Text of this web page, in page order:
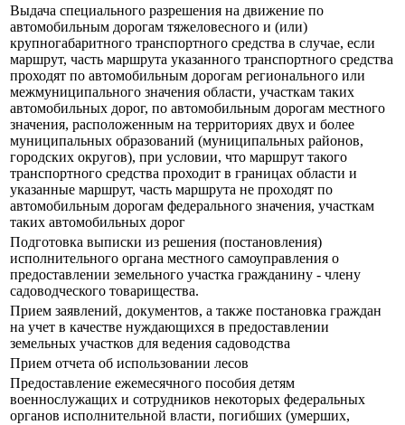
Выдача специального разрешения на движение по
автомобильным дорогам тяжеловесного и (или)
крупногабаритного транспортного средства в случае, если
маршрут, часть маршрута указанного транспортного средства
проходят по автомобильным дорогам регионального или
межмуниципального значения области, участкам таких
автомобильных дорог, по автомобильным дорогам местного
значения, расположенным на территориях двух и более
муниципальных образований (муниципальных районов,
городских округов), при условии, что маршрут такого
транспортного средства проходит в границах области и
указанные маршрут, часть маршрута не проходят по
автомобильным дорогам федерального значения, участкам
таких автомобильных дорог
Подготовка выписки из решения (постановления)
исполнительного органа местного самоуправления о
предоставлении земельного участка гражданину - члену
садоводческого товарищества.
Прием заявлений, документов, а также постановка граждан
на учет в качестве нуждающихся в предоставлении
земельных участков для ведения садоводства
Прием отчета об использовании лесов
Предоставление ежемесячного пособия детям
военнослужащих и сотрудников некоторых федеральных
органов исполнительной власти, погибших (умерших,